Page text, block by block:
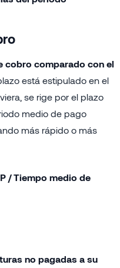
cobro comparado con el
está estipulado en el
se rige por el plazo
medio de pago
más rápido o más
/ Tiempo medio de
no pagadas a su